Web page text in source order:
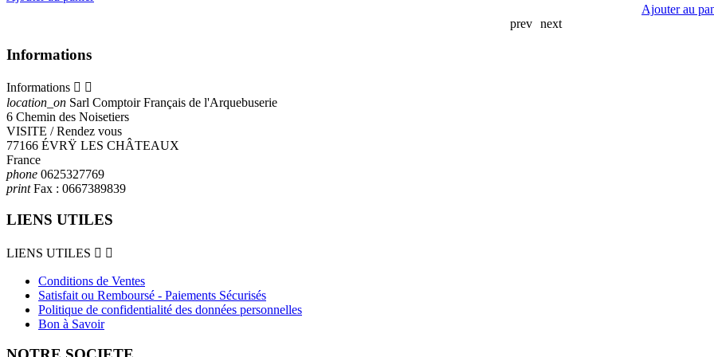
Ajouter au
prev
next
Informations
Informations  
location_on Sarl Comptoir Français de l'Arquebuserie
6 Chemin des Noisetiers
VISITE / Rendez vous
77166 ÉVRŸ LES CHÂTEAUX
France
phone 0625327769
printFax : 0667389839
LIENS UTILES
LIENS UTILES  
Conditions de Ventes
Satisfait ou Remboursé - Paiements Sécurisés
Politique de confidentialité des données personnelles
Bon à Savoir